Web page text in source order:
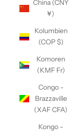
China (CNY
¥)
Kolumbien
(COP $)
Komoren
(KMF Fr)
Congo -
Brazzaville
(XAF CFA)
Kongo -